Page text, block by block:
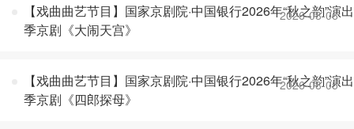
【戏曲曲艺节目】国家京剧院·中国银行2026年“秋之韵”演出
季京剧《大闹天宫》
2026-08-06
【戏曲曲艺节目】国家京剧院·中国银行2026年“秋之韵”演出
季京剧《四郎探母》
2026-08-05